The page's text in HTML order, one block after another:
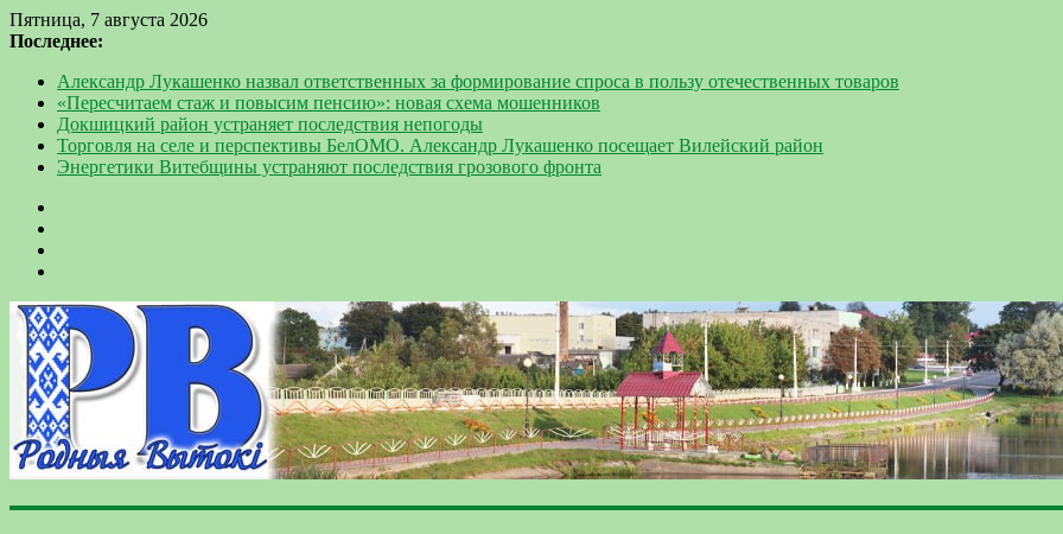
Пятница, 7 августа 2026
Последнее:
Александр Лукашенко назвал ответственных за формирование спроса в пользу отечественных товаров
«Пересчитаем стаж и повысим пенсию»: новая схема мошенников
Докшицкий район устраняет последствия непогоды
Торговля на селе и перспективы БелОМО. Александр Лукашенко посещает Вилейский район
Энергетики Витебщины устраняют последствия грозового фронта